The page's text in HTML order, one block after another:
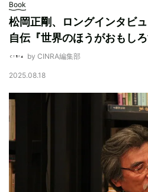
Book
松岡正剛、ロングインタビ
自伝『世界のほうがおもし
by CINRA編集部
2025.08.18